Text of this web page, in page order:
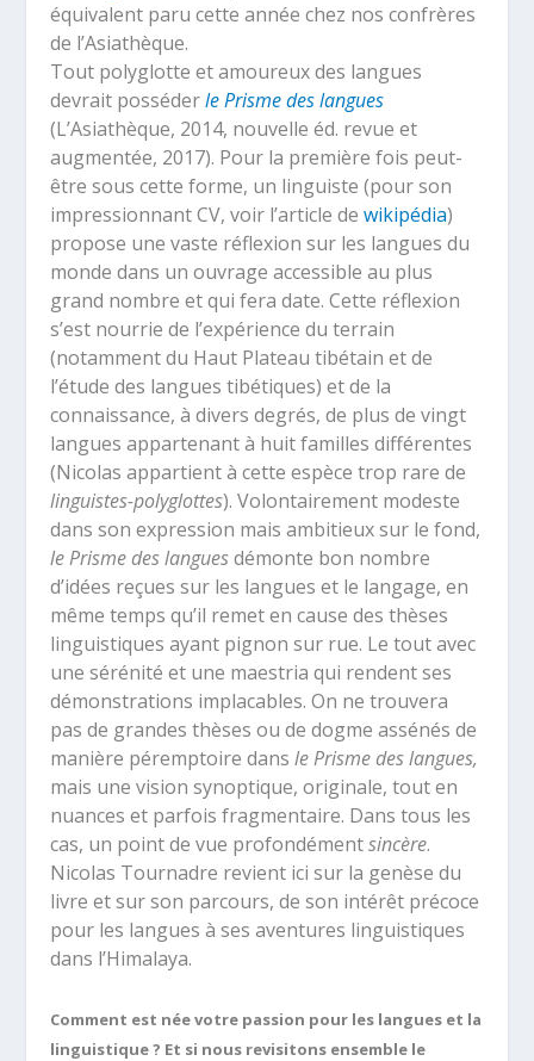
équivalent paru cette année chez nos confrères
de l’Asiathèque.
Tout polyglotte et amoureux des langues
devrait posséderle Prisme des langues
(L’Asiathèque, 2014, nouvelle éd. revue et
augmentée, 2017). Pour la première fois peut-
être sous cette forme, un linguiste (pour son
impressionnant CV, voir l’article dewikipédia)
propose une vaste réflexion sur les langues du
monde dans un ouvrage accessible au plus
grand nombre et qui fera date. Cette réflexion
s’est nourrie de l’expérience du terrain
(notamment du Haut Plateau tibétain et de
l’étude des langues tibétiques) et de la
connaissance, à divers degrés, de plus de vingt
langues appartenant à huit familles différentes
(Nicolas appartient à cette espèce trop rare de
linguistes-polyglottes). Volontairement modeste
dans son expression mais ambitieux sur le fond,
le Prisme des languesdémonte bon nombre
d’idées reçues sur les langues et le langage, en
même temps qu’il remet en cause des thèses
linguistiques ayant pignon sur rue. Le tout avec
une sérénité et une maestria qui rendent ses
démonstrations implacables. On ne trouvera
pas de grandes thèses ou de dogme assénés de
manière péremptoire dansle Prisme des langues,
mais une vision synoptique, originale, tout en
nuances et parfois fragmentaire. Dans tous les
cas, un point de vue profondémentsincère.
Nicolas Tournadre revient ici sur la genèse du
livre et sur son parcours, de son intérêt précoce
pour les langues à ses aventures linguistiques
dans l’Himalaya.
Comment est née votre passion pour les langues et la
linguistique ? Et si nous revisitons ensemble le